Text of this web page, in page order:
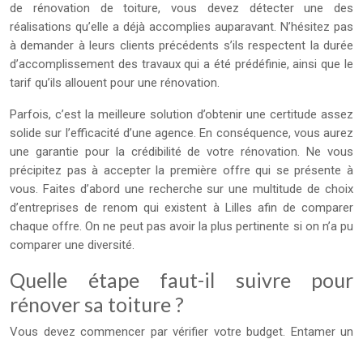
de rénovation de toiture, vous devez détecter une des
réalisations qu’elle a déjà accomplies auparavant. N’hésitez pas
à demander à leurs clients précédents s’ils respectent la durée
d’accomplissement des travaux qui a été prédéfinie, ainsi que le
tarif qu’ils allouent pour une rénovation.
Parfois, c’est la meilleure solution d’obtenir une certitude assez
solide sur l’efficacité d’une agence. En conséquence, vous aurez
une garantie pour la crédibilité de votre rénovation. Ne vous
précipitez pas à accepter la première offre qui se présente à
vous. Faites d’abord une recherche sur une multitude de choix
d’entreprises de renom qui existent à Lilles afin de comparer
chaque offre. On ne peut pas avoir la plus pertinente si on n’a pu
comparer une diversité.
Quelle étape faut-il suivre pour
rénover sa toiture ?
Vous devez commencer par vérifier votre budget. Entamer un